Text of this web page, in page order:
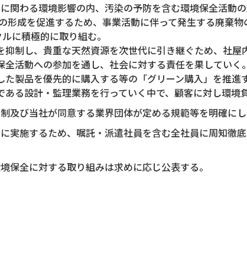
関わる環境影響の内、汚染の予防を含む環境保全活動
形成を促進するため、事業活動に伴って発生する廃棄物
に積極的に取り組む。
抑制し、貴重な天然資源を次世代に引き継ぐため、社屋
活動への参加を通し、社会に対する責任を果していく。
製品を優先的に購入する等の「グリーン購入」を推進
ある設計・監理業務を行っていく中で、顧客に対し環境
及び当社が同意する業界団体が定める規範等を明確にし
実施するため、嘱託・派遣社員を含む全社員に周知徹
保全に対する取り組みは求めに応じ公表する。